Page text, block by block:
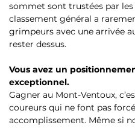
sommet sont trustées par
classement général a
grimpeurs avec une arrivée
rester dessus.
Vous avez un
exceptionnel.
Gagner au Mont-Ventoux,
coureurs qui ne font pas
accomplissement. Même si